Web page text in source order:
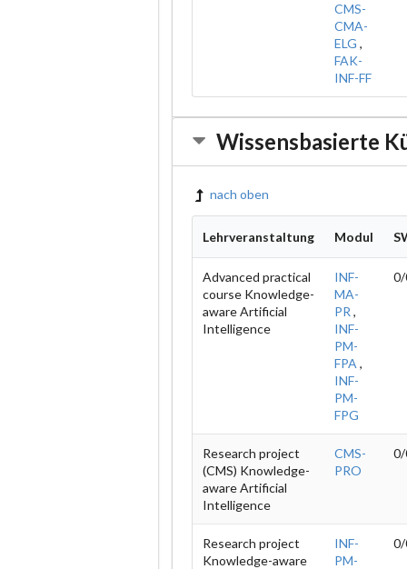
CMS-
CMA-
ELG ,
FAK-
INF-FF
Wissensbasierte
nach oben
Lehrveranstaltung Modul
Advanced practical
course Knowledge-
aware Artificial
Intelligence
INF-
MA-
PR ,
INF-
PM-
FPA ,
INF-
PM-
FPG
Research project
(CMS) Knowledge-
aware Artificial
Intelligence
CMS-
PRO
Research project
Knowledge-aware
INF-
PM-